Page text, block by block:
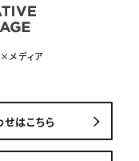
メディア
はこちら